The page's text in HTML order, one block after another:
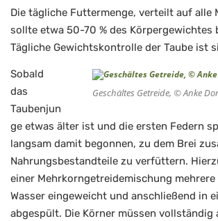
Die tägliche Futtermenge, verteilt auf alle
sollte etwa 50-70 % des Körpergewichtes
Tägliche Gewichtskontrolle der Taube ist
Geschältes Getreide, © Anke
Sobald
das
Taubenjun
ge etwas älter ist und die ersten Federn
langsam damit begonnen, zu dem Brei
Nahrungsbestandteile zu verfüttern.
einer Mehrkorngetreidemischung mehrere
Wasser eingeweicht und anschließend in
abgespült. Die Körner müssen vollständig